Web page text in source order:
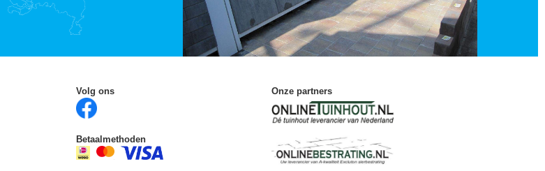
Volg ons
Betaalmethoden
Onze partners